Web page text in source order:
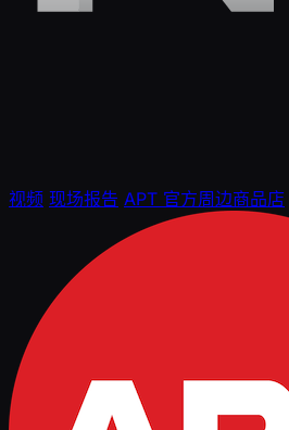
视频 现场报告 APT 官方周边商品店